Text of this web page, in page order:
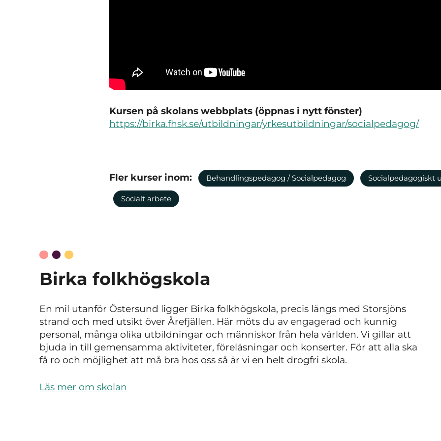
Kursen på skolans webbplats (öppnas i nytt fönster)
https://birka.fhsk.se/utbildningar/yrkesutbildningar/socialpedagog/
Fler kurser inom: Behandlingspedagog / Socialpedagog Socialpedagogiskt
Socialt arbete
Birka folkhögskola
En mil utanför Östersund ligger Birka folkhögskola, precis längs med Storsjöns
strand och med utsikt över Årefjällen. Här möts du av engagerad och kunnig
personal, många olika utbildningar och människor från hela världen. Vi gillar att
bjuda in till gemensamma aktiviteter, föreläsningar och konserter. För att alla ska
få ro och möjlighet att må bra hos oss så är vi en helt drogfri skola.
Läs mer om skolan